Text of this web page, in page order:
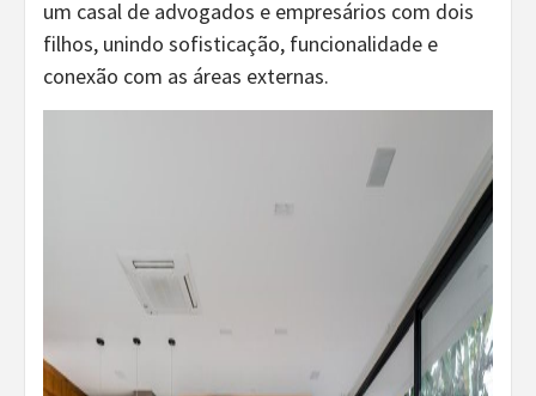
um casal de advogados e empresários com dois
filhos, unindo sofisticação, funcionalidade e
conexão com as áreas externas.